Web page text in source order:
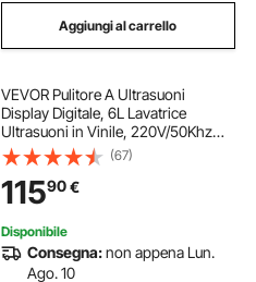
Aggiungi al carrello
VEVOR Pulitore A Ultrasuoni
Display Digitale, 6L Lavatrice
Ultrasuoni in Vinile, 220V/50Khz
Professionale Pulitore a Ultrasuoni
con Funzione di Riscaldamento,
Nero, per Pulizia di Gioielli Occhiali
(67)
11590€
Disponibile
Consegna:non appena Lun.
Ago. 10